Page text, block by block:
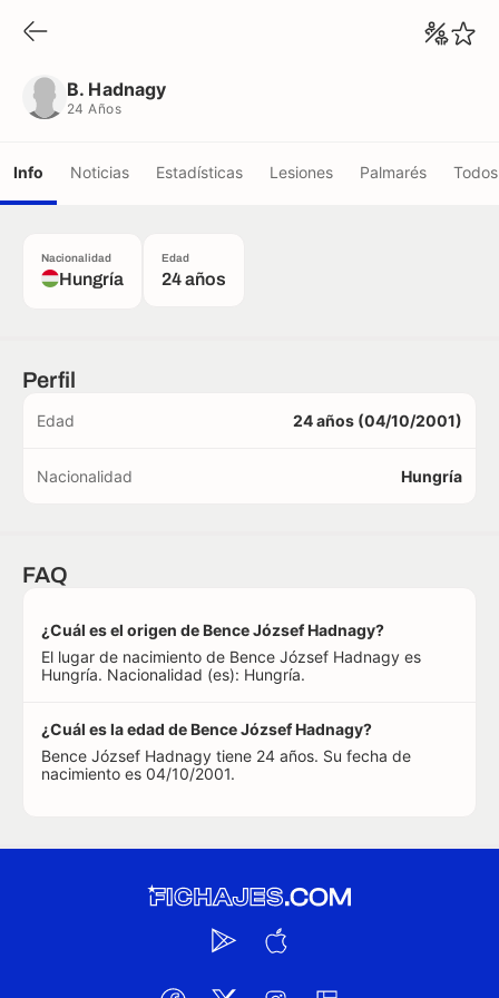
B. Hadnagy
24 Años
Info Noticias Estadísticas Lesiones Palmarés
Nacionalidad
Hungría
Edad
24 años
Perfil
Edad 24 años (04/10/2001)
Nacionalidad Hungría
FAQ
¿Cuál es el origen de Bence József Hadnagy?
El lugar de nacimiento de Bence József Hadnagy es
Hungría. Nacionalidad (es): Hungría.
¿Cuál es la edad de Bence József Hadnagy?
Bence József Hadnagy tiene 24 años. Su fecha de
nacimiento es 04/10/2001.